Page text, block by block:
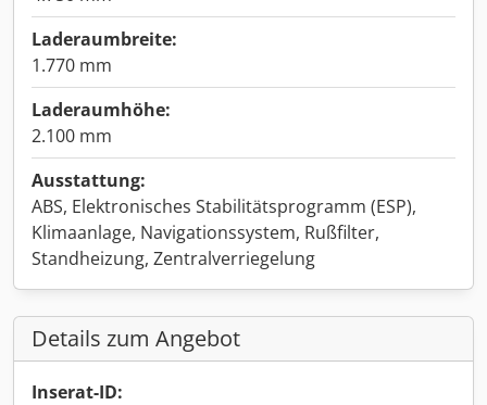
Laderaumbreite:
1.770 mm
Laderaumhöhe:
2.100 mm
Ausstattung:
ABS, Elektronisches Stabilitätsprogramm (ESP),
Klimaanlage, Navigationssystem, Rußfilter,
Standheizung, Zentralverriegelung
Details zum Angebot
Inserat-ID: